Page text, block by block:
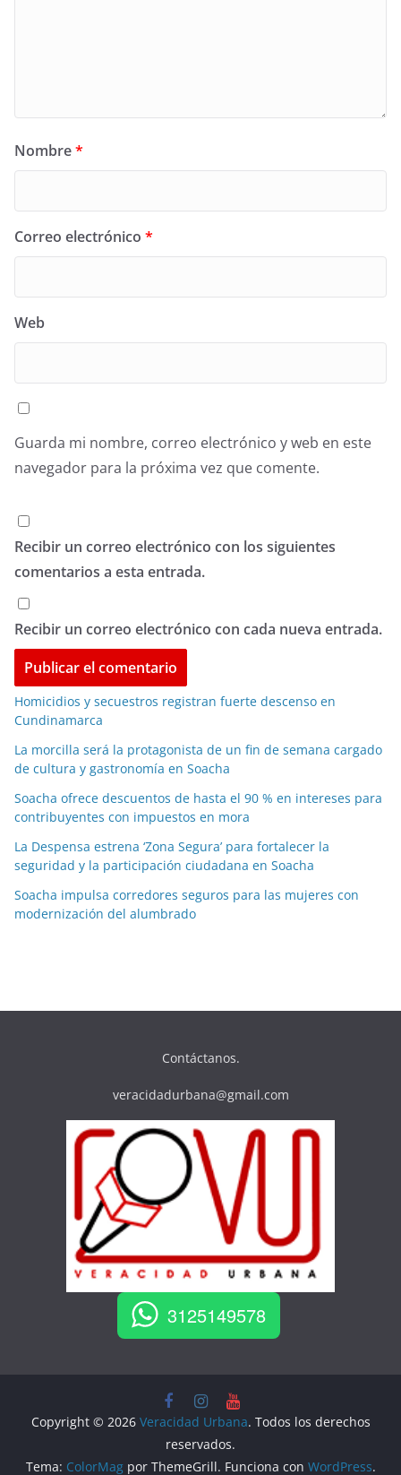
Nombre*
Correo electrónico *
Web
Guarda mi nombre, correo electrónico y web en este
navegador para la próxima vez que comente.
Recibir un correo electrónico con los siguientes
comentarios a esta entrada.
Recibir un correo electrónico con cada nueva entrada.
Homicidios y secuestros registran fuerte descenso en
Cundinamarca
La morcilla será la protagonista de un fin de semana cargado
de cultura y gastronomía en Soacha
Soacha ofrece descuentos de hasta el 90 % en intereses para
contribuyentes con impuestos en mora
La Despensa estrena ‘Zona Segura’ para fortalecer la
seguridad y la participación ciudadana en Soacha
Soacha impulsa corredores seguros para las mujeres con
modernización del alumbrado
Contáctanos.
veracidadurbana@gmail.com
3125149578
Copyright © 2026 Veracidad Urbana. Todos los derechos
reservados.
Tema: ColorMagpor ThemeGrill. Funciona con WordPress.